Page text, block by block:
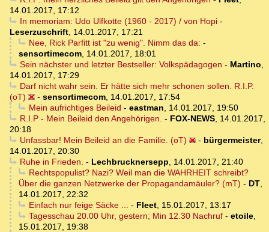
14.01.2017, 17:12
In memoriam: Udo Ulfkotte (1960 - 2017) / von Hopi-
Leserzuschrift, 14.01.2017, 17:21
Nee, Rick Parfitt ist "zu wenig". Nimm das da: -
sensortimecom, 14.01.2017, 18:01
Sein nächster und letzter Bestseller: Volkspädagogen - Martino,
14.01.2017, 17:29
Darf nicht wahr sein. Er hätte sich mehr schonen sollen. R.I.P.
(oT)
- sensortimecom, 14.01.2017, 17:54
Mein aufrichtiges Beileid - eastman, 14.01.2017, 19:50
R.I.P - Mein Beileid den Angehörigen. - FOX-NEWS, 14.01.2017,
20:18
Unfassbar! Mein Beileid an die Familie. (oT)
- bürgermeister,
14.01.2017, 20:30
Ruhe in Frieden. - Lechbrucknersepp, 14.01.2017, 21:40
Rechtspopulist? Nazi? Weil man die WAHRHEIT schreibt?
Über die ganzen Netzwerke der Propagandamäuler? (mT) - DT,
14.01.2017, 22:32
Einfach nur feige Säcke ... - Fleet, 15.01.2017, 13:17
Tagesschau 20.00 Uhr, gestern; Min 12.30 Nachruf- etoile,
15.01.2017, 19:38